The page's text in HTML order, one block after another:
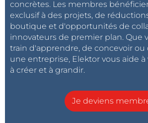
concrètes. Les membres
exclusif à des projets, de
boutique et d'opportunités de
innovateurs de premier plan. Que
train d'apprendre, de concevoir
une entreprise, Elektor vous aide
à créer et à grandir.
Je deviens